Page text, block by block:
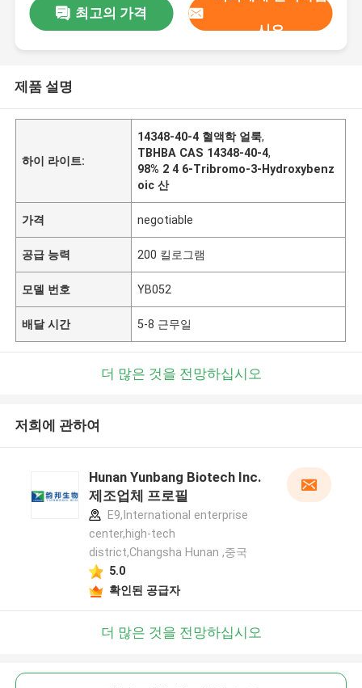
최고의 가격
시오
제품 설명
하이 라이트:
14348-40-4 혈액학 얼룩,
TBHBA CAS 14348-40-4,
98% 2 4 6-Tribromo-3-Hydroxybenz
oic 산
가격 negotiable
공급 능력 200 킬로그램
모델 번호 YB052
배달 시간 5-8 근무일
더 많은 것을 전망하십시오
저희에 관하여
Hunan Yunbang Biotech Inc.
제조업체 프로필
E9,International enterprise
center,high-tech
district,Changsha Hunan ,중국
5.0
확인된 공급자
더 많은 것을 전망하십시오